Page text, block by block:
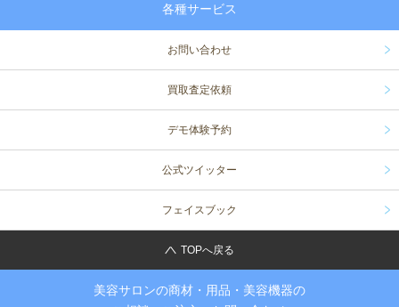
各種サービス
お問い合わせ
買取査定依頼
デモ体験予約
公式ツイッター
フェイスブック
TOPへ戻る
美容サロンの商材・用品・美容機器の